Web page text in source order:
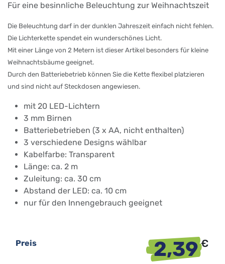
Für eine besinnliche Beleuchtung zur Weihnachtszeit
Die Beleuchtung darf in der dunklen Jahreszeit einfach nicht fehlen.
Die Lichterkette spendet ein wunderschönes Licht.
Mit einer Länge von 2 Metern ist dieser Artikel besonders für kleine
Weihnachtsbäume geeignet.
Durch den Batteriebetrieb können Sie die Kette flexibel platzieren
und sind nicht auf Steckdosen angewiesen.
mit 20 LED-Lichtern
3 mm Birnen
Batteriebetrieben (3 x AA, nicht enthalten)
3 verschiedene Designs wählbar
Kabelfarbe: Transparent
Länge: ca. 2 m
Zuleitung: ca. 30 cm
Abstand der LED: ca. 10 cm
nur für den Innengebrauch geeignet
Preis 2,39€